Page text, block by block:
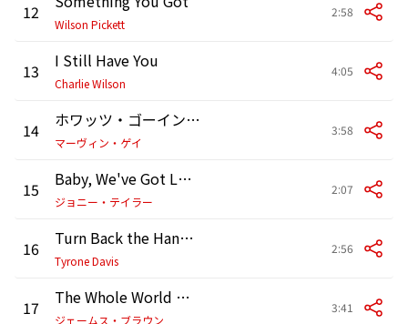
12
Wilson Pickett
2:58
13 I Still Have You
Charlie Wilson
4:05
14 ホワッツ・ゴーイン・オン
マーヴィン・ゲイ
3:58
15 Baby, We've Got Love
ジョニー・テイラー
2:07
16 Turn Back the Hands of Time
Tyrone Davis
2:56
17 The Whole World Needs Liberation
ジェームス・ブラウン
3:41